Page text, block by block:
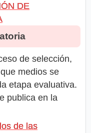
DE
de selección,
medios se
etapa evaluativa.
publica en la
de las